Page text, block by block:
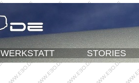
WERKSTATT STORIES